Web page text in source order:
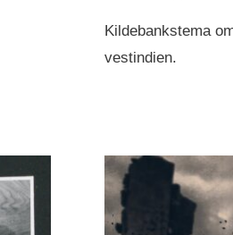
Kildebankstema
vestindien.